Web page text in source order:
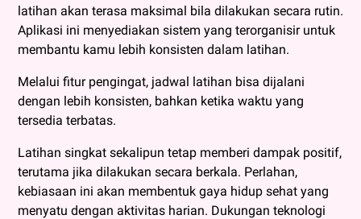
latihan akan terasa maksimal bila dilakukan secara rutin.
Aplikasi ini menyediakan sistem yang terorganisir untuk
membantu kamu lebih konsisten dalam latihan.
Melalui fitur pengingat, jadwal latihan bisa dijalani
dengan lebih konsisten, bahkan ketika waktu yang
tersedia terbatas.
Latihan singkat sekalipun tetap memberi dampak positif,
terutama jika dilakukan secara berkala. Perlahan,
kebiasaan ini akan membentuk gaya hidup sehat yang
menyatu dengan aktivitas harian. Dukungan teknologi